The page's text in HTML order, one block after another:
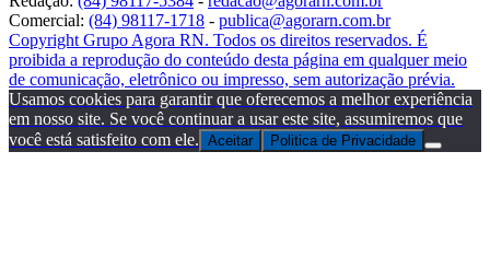
Comercial: (84) 98117-1718 - publica@agorarn.com.br
Copyright Grupo Agora RN. Todos os direitos reservados. É
proibida a reprodução do conteúdo desta página em qualquer meio
de comunicação, eletrônico ou impresso, sem autorização prévia.
Usamos cookies para garantir que oferecemos a melhor experiência
em nosso site. Se você continuar a usar este site, assumiremos que
você está satisfeito com ele. Aceitar Politica de Privacidade